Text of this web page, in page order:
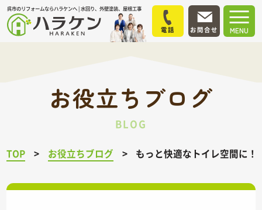
呉市のリフォームならハラケンへ | 水回り、外壁塗装、屋根工事
MENU
電話 お問合せ
お役立ちブログ
BLOG
TOP お役立ちブログ もっと快適なトイレ空間に